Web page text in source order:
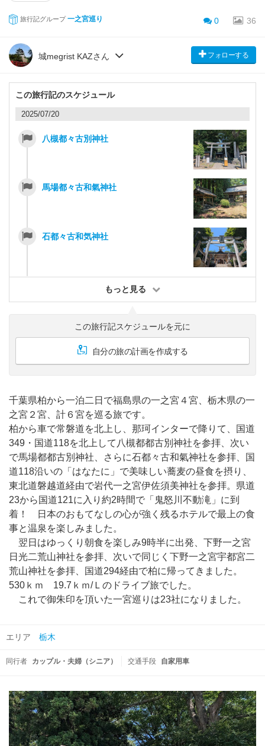
旅行記グループ 一之宮巡り 0 36
城megrist KAZさん フォローする
この旅行記のスケジュール
2025/07/20
八槻都々古別神社
馬場都々古和氣神社
石都々古和気神社
もっと見る
この旅行記スケジュールを元に
自分の旅の計画を作成する
千葉県柏から一泊二日で福島県の一之宮４宮、栃木県の一
之宮２宮、計６宮を巡る旅です。
柏から車で常磐道を北上し、那珂インターで降りて、国道
349・国道118を北上して八槻都都古別神社を参拝、次い
で馬場都都古別神社、さらに石都々古和氣神社を参拝、国
道118沿いの「はなたに」で美味しい蕎麦の昼食を摂り、
東北道磐越道経由で岩代一之宮伊佐須美神社を参拝。県道
23から国道121に入り約2時間で「鬼怒川不動滝」に到
着！ 日本のおもてなしの心が強く残るホテルで最上の食
事と温泉を楽しみました。
翌日はゆっくり朝食を楽しみ9時半に出発、下野一之宮
日光二荒山神社を参拝、次いで同じく下野一之宮宇都宮二
荒山神社を参拝、国道294経由で柏に帰ってきました。
530ｋｍ 19.7ｋｍ/Ｌのドライブ旅でした。
これで御朱印を頂いた一宮巡りは23社になりました。
エリア 栃木
同行者 カップル・夫婦（シニア） 交通手段 自家用車